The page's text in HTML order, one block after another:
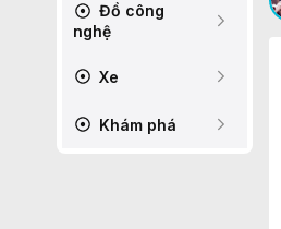
Đồ công
nghệ
Xe
Khám phá